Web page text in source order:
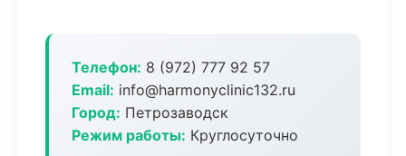
Телефон: 8 (972) 777 92 57
Email: info@harmonyclinic132.ru
Город: Петрозаводск
Режим работы: Круглосуточно